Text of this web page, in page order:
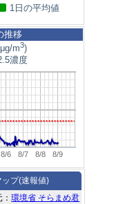
1日の平均値
8/6 8/7 8/8 8/9
推移
m3)
濃度
ップ(速報値)
：環境省 そらまめ君